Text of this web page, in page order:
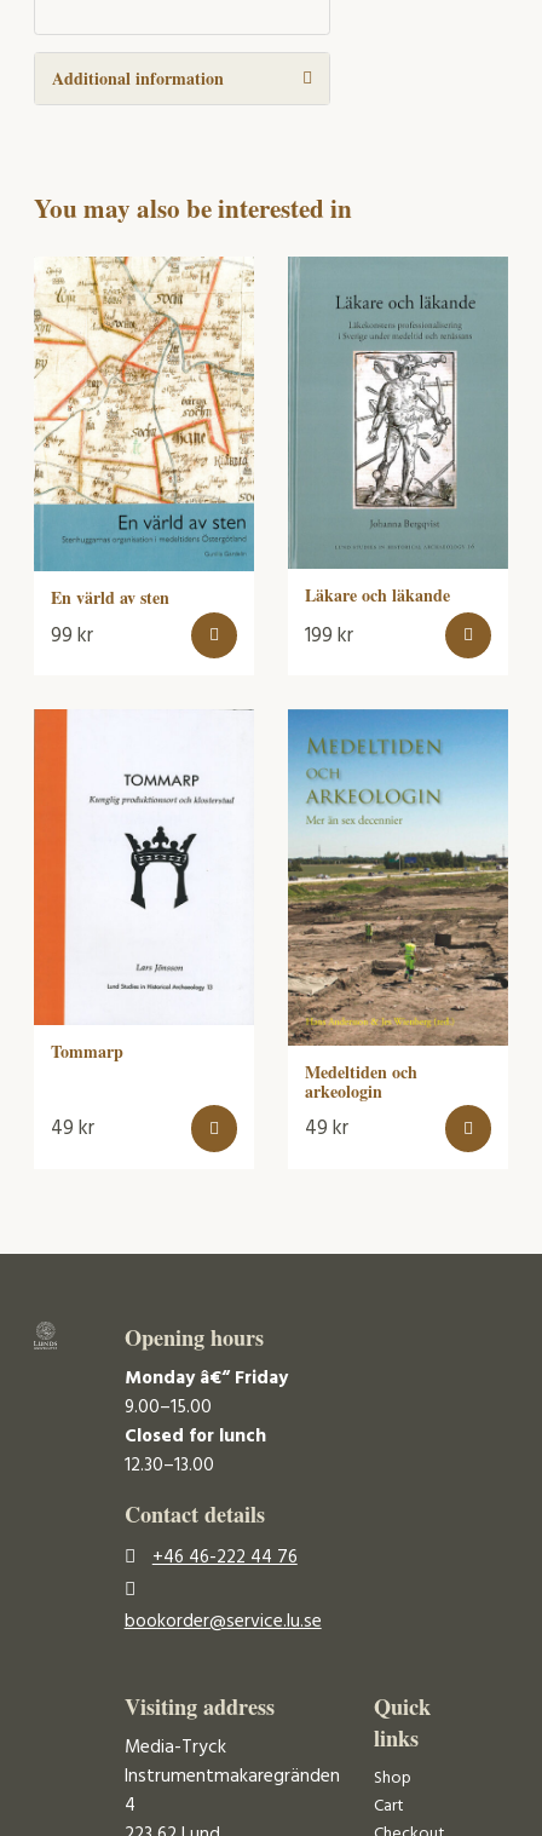
Additional information
You may also be interested in
En värld av sten
99kr
Läkare och läkande
199kr
Tommarp
49kr
Medeltiden och
arkeologin
49kr
Opening hours
Monday â€“ Friday
9.00–15.00
Closed for lunch
12.30–13.00
Contact details
+46 46-222 44 76
bookorder@service.lu.se
Visiting address
Media-Tryck
Instrumentmakaregränden
4
Quick
links
Shop
Cart